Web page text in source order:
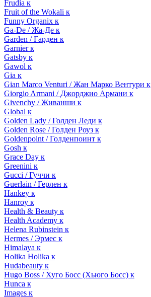
Frudia к
Fruit of the Wokali к
Funny Organix к
Ga-De / Жа-Де к
Garden / Гарден к
Garnier к
Gatsby к
Gawol к
Gia к
Gian Marco Venturi / Жан Марко Вентури к
Giorgio Armani / Джорджио Армани к
Givenchy / Живанши к
Global к
Golden Lady / Голден Леди к
Golden Rose / Голден Роуз к
Goldenpoint / Голденпоинт к
Gosh к
Grace Day к
Greenini к
Gucci / Гуччи к
Guerlain / Герлен к
Hankey к
Hanroy к
Health & Beauty к
Health Academy к
Helena Rubinstein к
Hermes / Эрмес к
Himalaya к
Holika Holika к
Hudabeauty к
Hugo Boss / Хуго Босс (Хьюго Босс) к
Hunca к
Images к